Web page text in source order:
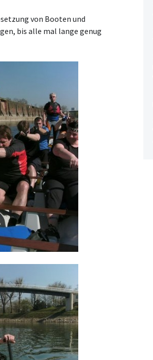
von Booten und
bis alle mal lange genug